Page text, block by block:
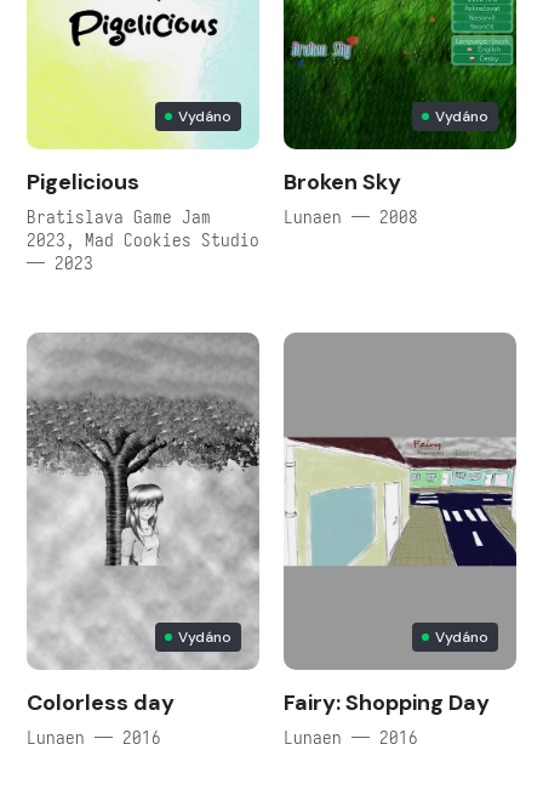
Vydáno
Pigelicious
Bratislava Game Jam
2023, Mad Cookies Studio
— 2023
Vydáno
Broken Sky
Lunaen — 2008
Vydáno
Colorless day
Lunaen — 2016
Vydáno
Fairy: Shopping Day
Lunaen — 2016